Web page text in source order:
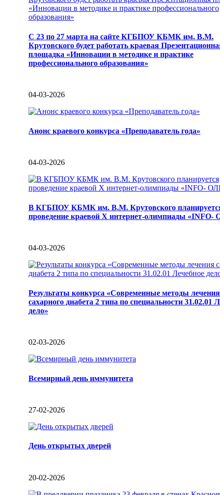
С 23 по 27 марта на сайте КГБПОУ КБМК им. В.М.
Крутовского будет работать краевая
площадка «Инновации в методике и практике
профессионального образования»
04-03-2026
Анонс краевого конкурса «Преподаватель года»
04-03-2026
В КГБПОУ КБМК им. В.М. Крутовского
проведение краевой X интернет-олимпиады
04-03-2026
Результаты конкурса «Современные методы лечения
сахарного диабета 2 типа по специальности 31.02.01
дело»
02-03-2026
Всемирный день иммунитета
27-02-2026
День открытых дверей
20-02-2026